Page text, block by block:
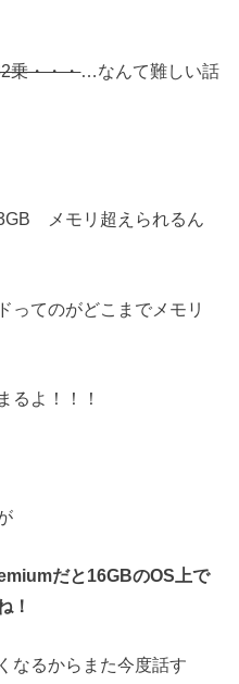
乗・・・…なんて難しい話
メモリ超えられるん
ってのがどこまでメモリ
るよ！！！
だと16GBのOS上で
！
なるからまた今度話す